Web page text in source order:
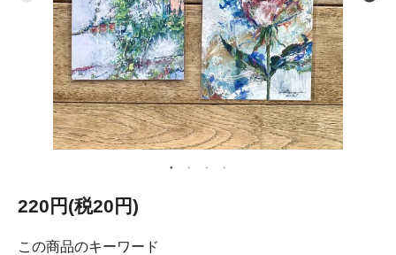
220円(税20円)
この商品のキーワード